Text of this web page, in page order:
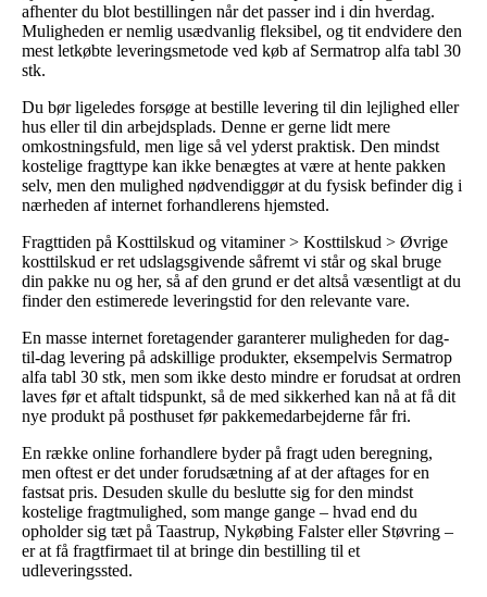
afhenter du blot bestillingen når det passer ind i din hverdag.
Muligheden er nemlig usædvanlig fleksibel, og tit endvidere den
mest letkøbte leveringsmetode ved køb af Sermatrop alfa tabl 30
stk.
Du bør ligeledes forsøge at bestille levering til din lejlighed eller
hus eller til din arbejdsplads. Denne er gerne lidt mere
omkostningsfuld, men lige så vel yderst praktisk. Den mindst
kostelige fragttype kan ikke benægtes at være at hente pakken
selv, men den mulighed nødvendiggør at du fysisk befinder dig i
nærheden af internet forhandlerens hjemsted.
Fragttiden på Kosttilskud og vitaminer > Kosttilskud > Øvrige
kosttilskud er ret udslagsgivende såfremt vi står og skal bruge
din pakke nu og her, så af den grund er det altså væsentligt at du
finder den estimerede leveringstid for den relevante vare.
En masse internet foretagender garanterer muligheden for dag-
til-dag levering på adskillige produkter, eksempelvis Sermatrop
alfa tabl 30 stk, men som ikke desto mindre er forudsat at ordren
laves før et aftalt tidspunkt, så de med sikkerhed kan nå at få dit
nye produkt på posthuset før pakkemedarbejderne får fri.
En række online forhandlere byder på fragt uden beregning,
men oftest er det under forudsætning af at der aftages for en
fastsat pris. Desuden skulle du beslutte sig for den mindst
kostelige fragtmulighed, som mange gange – hvad end du
opholder sig tæt på Taastrup, Nykøbing Falster eller Støvring –
er at få fragtfirmaet til at bringe din bestilling til et
udleveringssted.